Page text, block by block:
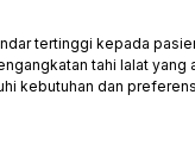
tertinggi kepada
tahi lalat yang
kebutuhan dan